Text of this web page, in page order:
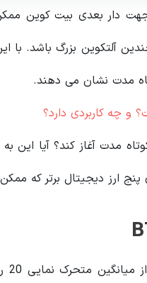
دار بعدی بیت کوین
آلتکوین بزرگ باشد.
مدت نشان می دهند.
و چه کاربردی دارد؟
مدت آغاز کند؟ آیا این
ارز دیجیتال برتر که